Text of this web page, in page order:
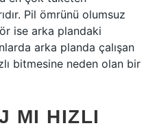
Pil ömrünü olumsuz
ise arka plandaki
arka planda çalışan
bitmesine neden olan bir
MI HIZLI